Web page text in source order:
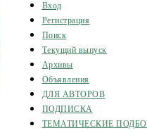
Вход
Регистрация
Поиск
Текущий выпуск
Архивы
Объявления
ДЛЯ АВТОРОВ
ПОДПИСКА
ТЕМАТИЧЕСКИЕ